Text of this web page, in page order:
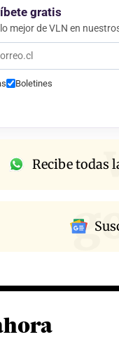
gratis
lo mejor de VLN en
Boletines
Recibe todas